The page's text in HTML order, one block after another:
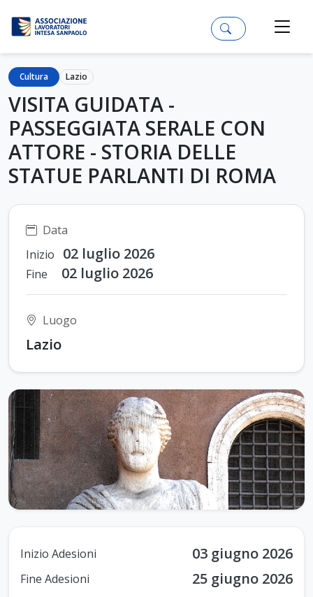
Cultura Lazio
VISITA GUIDATA -
PASSEGGIATA SERALE CON
ATTORE - STORIA DELLE
STATUE PARLANTI DI ROMA
Data
Inizio
02 luglio 2026
Fine 02 luglio 2026
Luogo
Lazio
Inizio Adesioni 03 giugno 2026
Fine Adesioni 25 giugno 2026